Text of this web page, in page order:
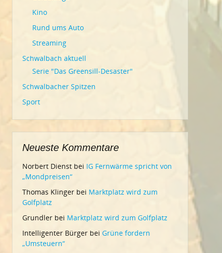
Kino
Rund ums Auto
Streaming
Schwalbach aktuell
Serie "Das Greensill-Desaster"
Schwalbacher Spitzen
Sport
Neueste Kommentare
Norbert Dienst bei IG Fernwärme spricht von
„Mondpreisen“
Thomas Klinger bei Marktplatz wird zum
Golfplatz
Grundler bei Marktplatz wird zum Golfplatz
Intelligenter Bürger bei Grüne fordern
„Umsteuern“